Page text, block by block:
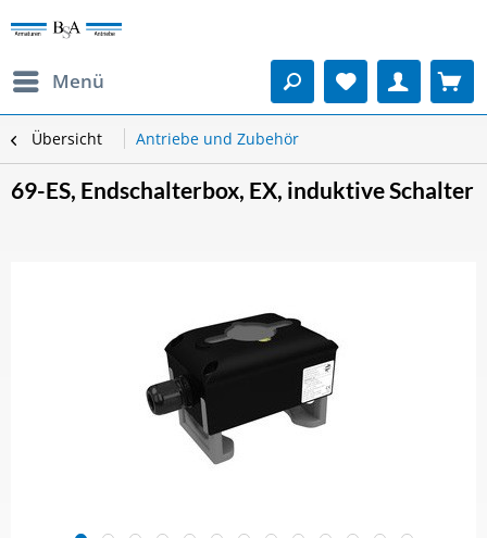
Menü
Übersicht Antriebe und Zubehör
69-ES, Endschalterbox, EX, induktive Schalter